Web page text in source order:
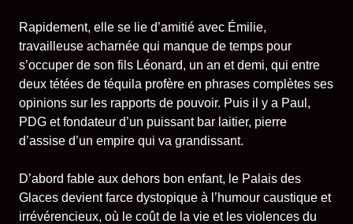
Rapidement, elle se lie d’amitié avec Émilie,
travailleuse acharnée qui manque de temps pour
s’occuper de son fils Léonard, un an et demi, qui entre
deux tétées de téquila profère en phrases complètes ses
opinions sur les rapports de pouvoir. Puis il y a Paul,
PDG et fondateur d’un puissant bar laitier, pierre
d’assise d’un empire qui va grandissant.
D’abord fable aux dehors bon enfant, le Palais des
Glacesdevient farce dystopique à l’humour caustique et
irrévérencieux, où le coût de la vie et les violences du